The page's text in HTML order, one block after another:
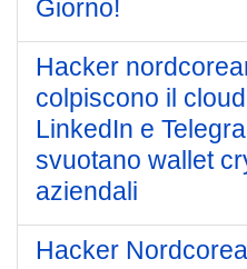
Giorno!
Hacker
colpiscono il
LinkedIn e
svuotano wallet
aziendali
Hacker